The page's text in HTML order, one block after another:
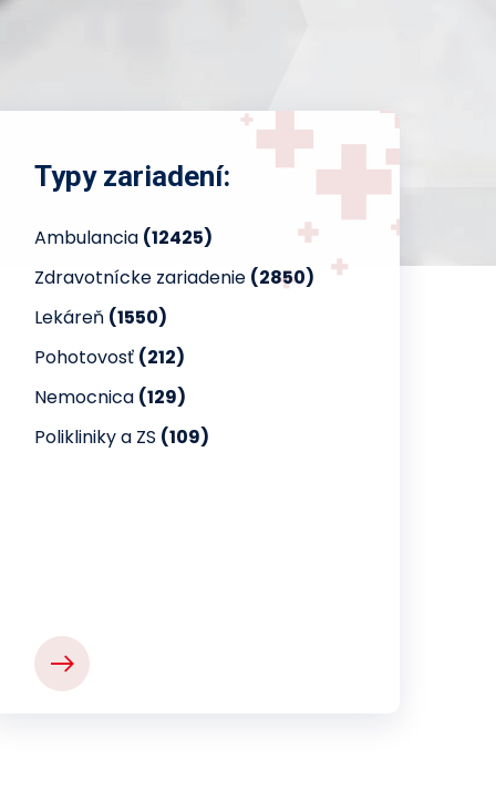
Typy zariadení:
Ambulancia (12425)
Zdravotnícke zariadenie (2850)
Lekáreň (1550)
Pohotovosť (212)
Nemocnica (129)
Polikliniky a ZS (109)